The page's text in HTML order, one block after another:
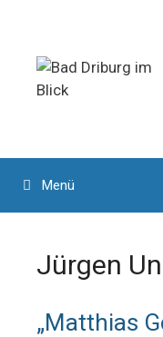
springen
Menü
Jürgen
„Matthias